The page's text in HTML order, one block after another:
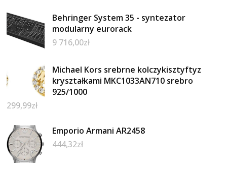
Behringer System 35 - syntezator
modularny eurorack
9 716,00zł
Michael Kors srebrne kolczykisztyftyz
kryształkami MKC1033AN710 srebro
925/1000
299,99zł
Emporio Armani AR2458
444,32zł